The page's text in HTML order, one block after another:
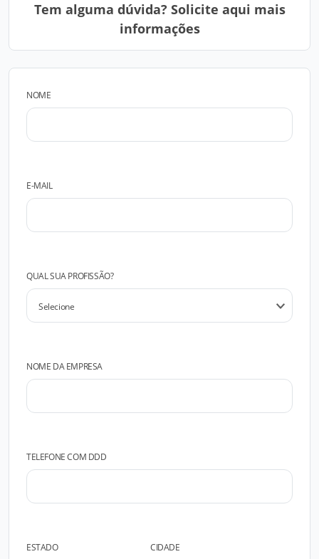
Tem alguma dúvida? Solicite aqui mais
informações
NOME
E-MAIL
QUAL SUA PROFISSÃO?
NOME DA EMPRESA
TELEFONE COM DDD
ESTADO CIDADE